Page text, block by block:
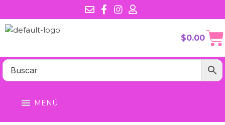
$0.00
MENÚ